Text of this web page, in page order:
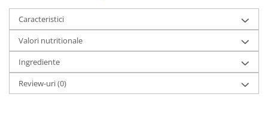
Caracteristici
Valori nutritionale
Ingrediente
Review-uri(0)